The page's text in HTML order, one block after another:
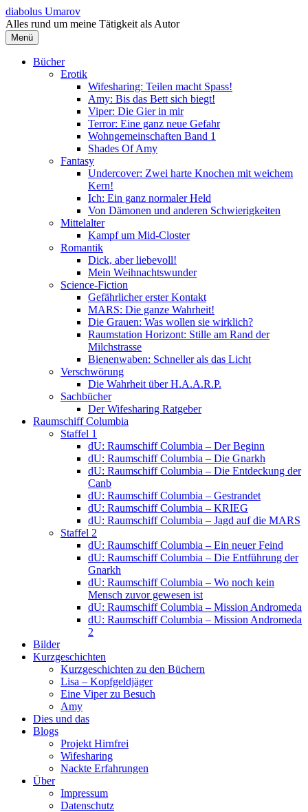
Springe
zum
Inhalt
diabolus Umarov
Alles rund um meine Tätigkeit als Autor
Menü
Bücher
Erotik
Wifesharing: Teilen macht Spass!
Amy: Bis das Bett sich biegt!
Viper: Die Gier in mir
Terror: Eine ganz neue Gefahr
Wohngemeinschaften Band 1
Shades Of Amy
Fantasy
Undercover: Zwei harte Knochen mit weichem
Kern!
Ich: Ein ganz normaler Held
Von Dämonen und anderen Schwierigkeiten
Mittelalter
Kampf um Mid-Closter
Romantik
Dick, aber liebevoll!
Mein Weihnachtswunder
Science-Fiction
Gefährlicher erster Kontakt
MARS: Die ganze Wahrheit!
Die Grauen: Was wollen sie wirklich?
Raumstation Horizont: Stille am Rand der
Milchstrasse
Bienenwaben: Schneller als das Licht
Verschwörung
Die Wahrheit über H.A.A.R.P.
Sachbücher
Der Wifesharing Ratgeber
Raumschiff Columbia
Staffel 1
dU: Raumschiff Columbia – Der Beginn
dU: Raumschiff Columbia – Die Gnarkh
dU: Raumschiff Columbia – Die Entdeckung der
Canb
dU: Raumschiff Columbia – Gestrandet
dU: Raumschiff Columbia – KRIEG
dU: Raumschiff Columbia – Jagd auf die MARS
Staffel 2
dU: Raumschiff Columbia – Ein neuer Feind
dU: Raumschiff Columbia – Die Entführung der
Gnarkh
dU: Raumschiff Columbia – Wo noch kein
Mensch zuvor gewesen ist
dU: Raumschiff Columbia – Mission Andromeda
dU: Raumschiff Columbia – Mission Andromeda
2
Bilder
Kurzgeschichten
Kurzgeschichten zu den Büchern
Lisa – Kopfgeldjäger
Eine Viper zu Besuch
Amy
Dies und das
Blogs
Projekt Hirnfrei
Wifesharing
Nackte Erfahrungen
Über
Impressum
Datenschutz